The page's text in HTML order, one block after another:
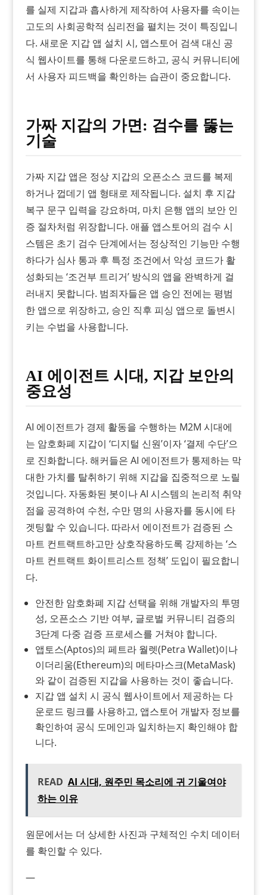
를 실제 지갑과 흡사하게 제작하여 사용자를 속이는
고도의 사회공학적 심리전을 펼치는 것이 특징입니
다. 새로운 지갑 앱 설치 시, 앱스토어 검색 대신 공
식 웹사이트를 통해 다운로드하고, 공식 커뮤니티에
서 사용자 피드백을 확인하는 습관이 중요합니다.
가짜 지갑의 가면: 검수를 뚫는
기술
가짜 지갑 앱은 정상 지갑의 오픈소스 코드를 복제
하거나 껍데기 앱 형태로 제작됩니다. 설치 후 지갑
복구 문구 입력을 강요하며, 마치 은행 앱의 보안 인
증 절차처럼 위장합니다. 애플 앱스토어의 검수 시
스템은 초기 검수 단계에서는 정상적인 기능만 수행
하다가 심사 통과 후 특정 조건에서 악성 코드가 활
성화되는 ‘조건부 트리거’ 방식의 앱을 완벽하게 걸
러내지 못합니다. 범죄자들은 앱 승인 전에는 평범
한 앱으로 위장하고, 승인 직후 피싱 앱으로 돌변시
키는 수법을 사용합니다.
AI 에이전트 시대, 지갑 보안의
중요성
AI 에이전트가 경제 활동을 수행하는 M2M 시대에
는 암호화폐 지갑이 ‘디지털 신원’이자 ‘결제 수단’으
로 진화합니다. 해커들은 AI 에이전트가 통제하는 막
대한 가치를 탈취하기 위해 지갑을 집중적으로 노릴
것입니다. 자동화된 봇이나 AI 시스템의 논리적 취약
점을 공격하여 수천, 수만 명의 사용자를 동시에 타
겟팅할 수 있습니다. 따라서 에이전트가 검증된 스
마트 컨트랙트하고만 상호작용하도록 강제하는 ‘스
마트 컨트랙트 화이트리스트 정책’ 도입이 필요합니
다.
안전한 암호화폐 지갑 선택을 위해 개발자의 투명
성, 오픈소스 기반 여부, 글로벌 커뮤니티 검증의
3단계 다중 검증 프로세스를 거쳐야 합니다.
앱토스(Aptos)의 페트라 월렛(Petra Wallet)이나
이더리움(Ethereum)의 메타마스크(MetaMask)
와 같이 검증된 지갑을 사용하는 것이 좋습니다.
지갑 앱 설치 시 공식 웹사이트에서 제공하는 다
운로드 링크를 사용하고, 앱스토어 개발자 정보를
확인하여 공식 도메인과 일치하는지 확인해야 합
니다.
READ AI 시대, 원주민 목소리에 귀 기울여야
하는 이유
원문에서는 더 상세한 사진과 구체적인 수치 데이터
를 확인할 수 있다.
—